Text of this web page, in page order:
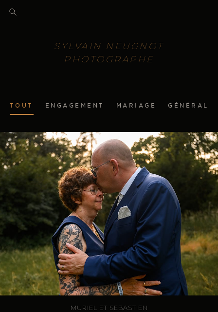
SYLVAIN NEUGNOT
PHOTOGRAPHE
TOUT ENGAGEMENT MARIAGE GÉNÉRAL
MURIEL ET SEBASTIEN